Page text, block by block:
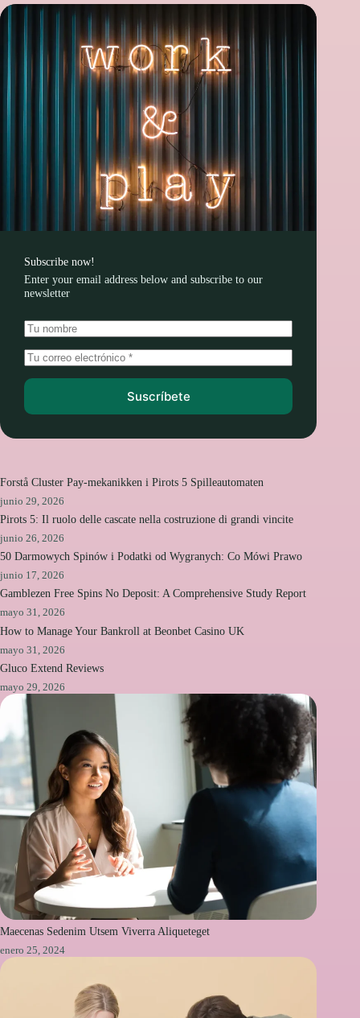
Subscribe now!
Enter your email address below and subscribe to our
newsletter
Suscríbete
Forstå Cluster Pay-mekanikken i Pirots 5 Spilleautomaten
junio 29, 2026
Pirots 5: Il ruolo delle cascate nella costruzione di grandi vincite
junio 26, 2026
50 Darmowych Spinów i Podatki od Wygranych: Co Mówi Prawo
junio 17, 2026
Gamblezen Free Spins No Deposit: A Comprehensive Study Report
mayo 31, 2026
How to Manage Your Bankroll at Beonbet Casino UK
mayo 31, 2026
Gluco Extend Reviews
mayo 29, 2026
Maecenas Sedenim Utsem Viverra Aliqueteget
enero 25, 2024